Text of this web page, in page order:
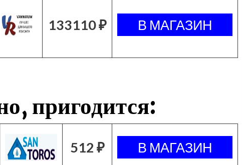
133110 ₽
пригодится:
512 ₽